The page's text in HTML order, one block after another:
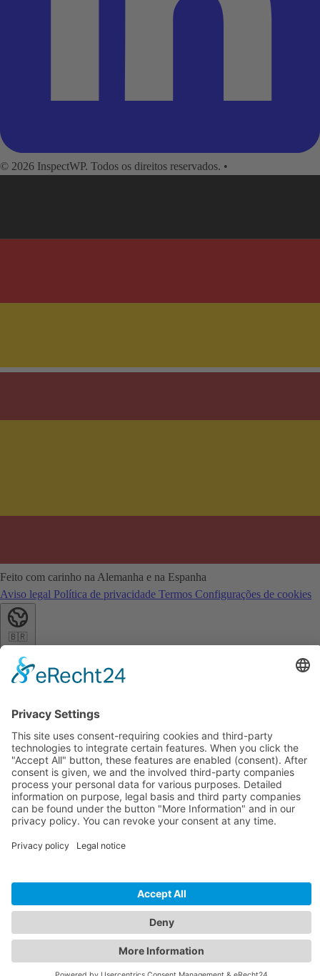
© 2026 InspectWP. Todos os direitos reservados. •
Feito com carinho na Alemanha e na Espanha
Aviso legal Política de privacidade Termos Configurações de cookies
🇧🇷
Confirmar a tua encomenda
Close
Confirma o aviso abaixo. De seguida serás redirecionado para o
pagamento seguro através do Stripe.
Confirmo que atuo na qualidade de empresário ou trabalhador
independente e que tomei conhecimento dos Termos e Condições e da
Encomendar com obrigação de pagamento